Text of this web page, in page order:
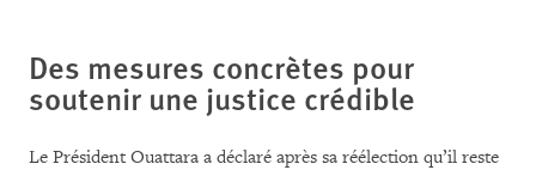
Des mesures concrètes pour
soutenir une justice crédible
Le Président Ouattara a déclaré après sa réélection qu’il reste